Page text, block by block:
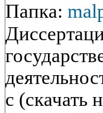
Папка:
с (скачать